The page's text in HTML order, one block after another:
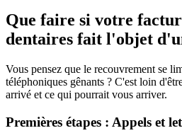
Que faire si votre
dentaires fait l'objet
Vous pensez que le recouvrement se
téléphoniques gênants ? C'est loin
arrivé et ce qui pourrait vous arriver.
Premières étapes : Appels et